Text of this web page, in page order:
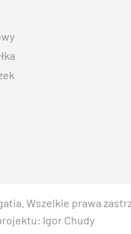
Wszelkie prawa
Igor Chudy